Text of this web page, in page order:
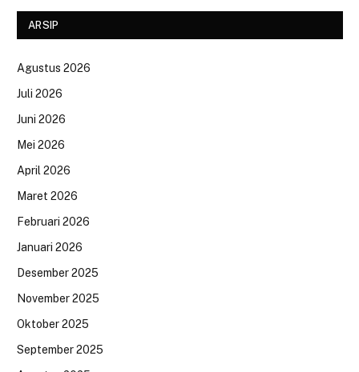
ARSIP
Agustus 2026
Juli 2026
Juni 2026
Mei 2026
April 2026
Maret 2026
Februari 2026
Januari 2026
Desember 2025
November 2025
Oktober 2025
September 2025